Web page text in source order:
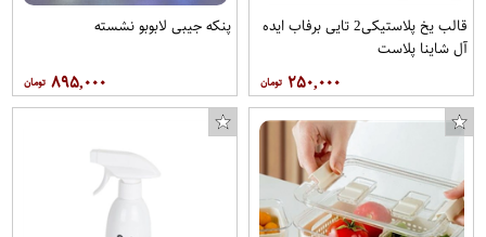
قالب یخ پلاستیکی2 تایی برفاب ایده
آل شاینا پلاست
۲۵۰,۰۰۰
پنکه جیبی لابوبو نشسته
۸۹۵,۰۰۰